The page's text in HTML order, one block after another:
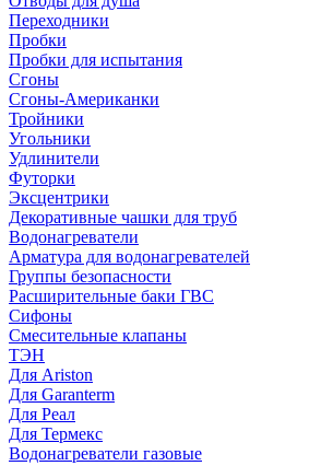
Переходники
Пробки
Пробки для испытания
Сгоны
Сгоны-Американки
Тройники
Угольники
Удлинители
Футорки
Эксцентрики
Декоративные чашки для труб
Водонагреватели
Арматура для водонагревателей
Группы безопасности
Расширительные баки ГВС
Сифоны
Смесительные клапаны
ТЭН
Для Ariston
Для Garanterm
Для Реал
Для Термекс
Водонагреватели газовые